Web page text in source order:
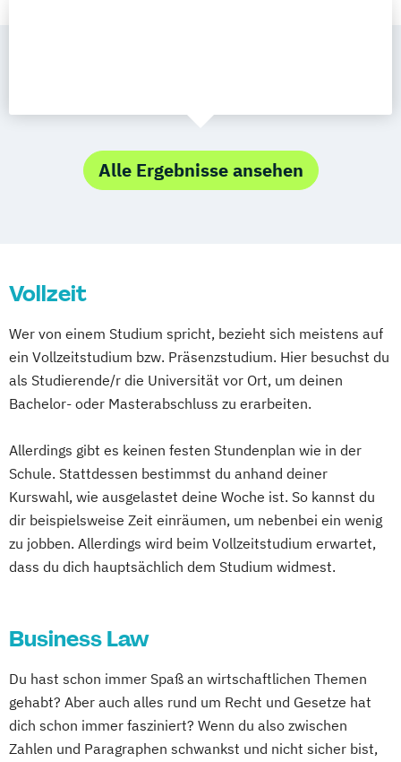
Alle Ergebnisse ansehen
Vollzeit
Wer von einem Studium spricht, bezieht sich meistens auf
ein Vollzeitstudium bzw. Präsenzstudium. Hier besuchst du
als Studierende/r die Universität vor Ort, um deinen
Bachelor- oder Masterabschluss zu erarbeiten.
Allerdings gibt es keinen festen Stundenplan wie in der
Schule. Stattdessen bestimmst du anhand deiner
Kurswahl, wie ausgelastet deine Woche ist. So kannst du
dir beispielsweise Zeit einräumen, um nebenbei ein wenig
zu jobben. Allerdings wird beim Vollzeitstudium erwartet,
dass du dich hauptsächlich dem Studium widmest.
Business Law
Du hast schon immer Spaß an wirtschaftlichen Themen
gehabt? Aber auch alles rund um Recht und Gesetze hat
dich schon immer fasziniert? Wenn du also zwischen
Zahlen und Paragraphen schwankst und nicht sicher bist,